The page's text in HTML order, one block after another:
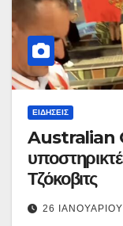
ΕΙΔΉΣΕΙΣ
Australian
Τζόκοβιτς
26